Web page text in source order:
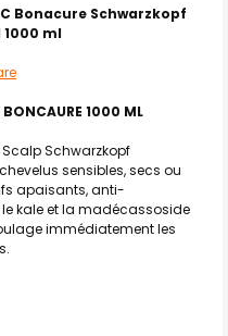
Bonacure Schwarzkopf
ml
1000 ML
Schwarzkopf
sensibles, secs ou
apaisants, anti-
kale et la madécassoside
immédiatement les